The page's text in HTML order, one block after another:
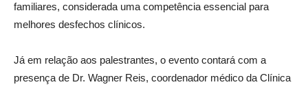
familiares, considerada uma competência essencial para
melhores desfechos clínicos.
Já em relação aos palestrantes, o evento contará com a
presença de Dr. Wagner Reis, coordenador médico da Clínica